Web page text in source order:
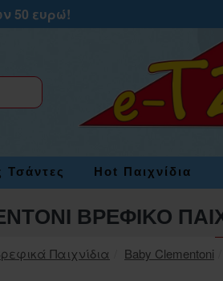
50 ευρώ!
Τσάντες Hot Παιχνίδια
Παιχνίδια Baby Clementoni
ΒΡΕΦΙΚΟ